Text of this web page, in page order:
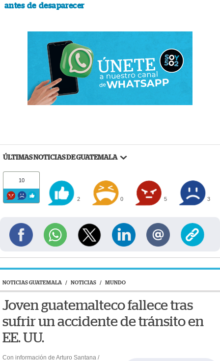
antes de desaparecer
ÚLTIMAS NOTICIAS DE GUATEMALA
10
2 0 5 3
NOTICIAS GUATEMALA / NOTICIAS / MUNDO
Joven guatemalteco fallece tras
sufrir un accidente de tránsito en
EE. UU.
Con información de Arturo Santana /